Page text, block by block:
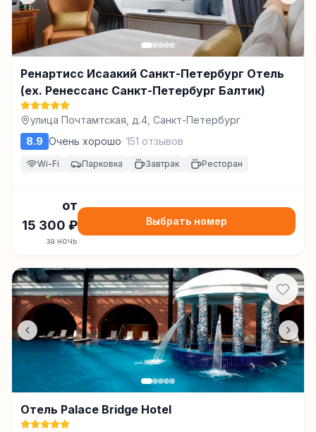
Ренартисс Исаакий Санкт-Петербург Отель
(ex. Ренессанс Санкт-Петербург Балтик)
улица Почтамтская, д.4, Санкт-Петербург
8.9 Очень хорошо· 151 отзывов
Wi-Fi Парковка Завтрак Ресторан
от
15 300 ₽
за ночь
Выбрать номер
Отель Palace Bridge Hotel